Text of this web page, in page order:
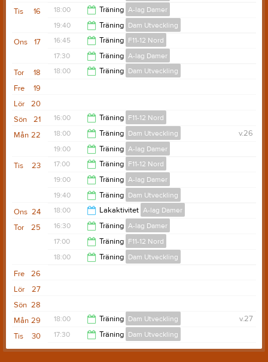
18:40
19:00
16
Tis 18:00 Träning A-lag Damer
19:00
19:40 Träning Dam Utveckling
20:50
17
Ons 16:45 Träning F11-12 Nord
18:15
17:30 Träning A-lag Damer
18
Tor 18:00 Träning Dam Utveckling
19
Fre
20
Lör
21
Sön 16:00 Träning F11-12 Nord
18:00
22
Mån v.26
18:00 Träning Dam Utveckling
19:10
19:00 Träning A-lag Damer
20:00
23
Tis 17:00 Träning F11-12 Nord
18:00
19:00 Träning A-lag Damer
20:00
19:40 Träning Dam Utveckling
20:50
24
Ons 18:00 Lakaktivitet A-lag Damer
20:00
25
Tor 16:30 Träning A-lag Damer
19:30
17:00 Träning F11-12 Nord
18:00 Träning Dam Utveckling
26
Fre
27
Lör
28
Sön
29
Mån v.27
18:00 Träning Dam Utveckling
19:10
30
Tis 17:30 Träning Dam Utveckling